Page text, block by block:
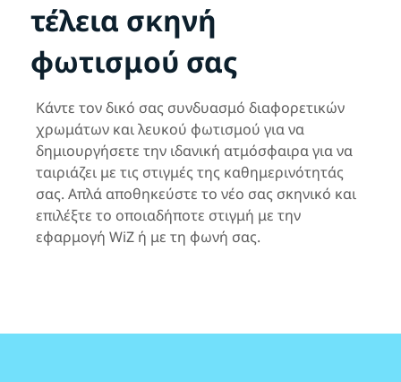
τέλεια σκηνή
φωτισμού σας
Κάντε τον δικό σας συνδυασμό διαφορετικών
χρωμάτων και λευκού φωτισμού για να
δημιουργήσετε την ιδανική ατμόσφαιρα για να
ταιριάζει με τις στιγμές της καθημερινότητάς
σας. Απλά αποθηκεύστε το νέο σας σκηνικό και
επιλέξτε το οποιαδήποτε στιγμή με την
εφαρμογή WiZ ή με τη φωνή σας.